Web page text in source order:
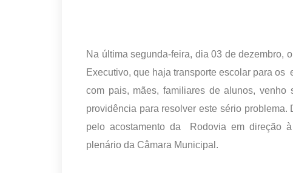
Na última segunda-feira, dia 03 de dezembro,
Executivo, que haja transporte escolar para os
com pais, mães, familiares de alunos, venho
providência para resolver este sério
pelo acostamento da Rodovia em direção
plenário da Câmara Municipal.